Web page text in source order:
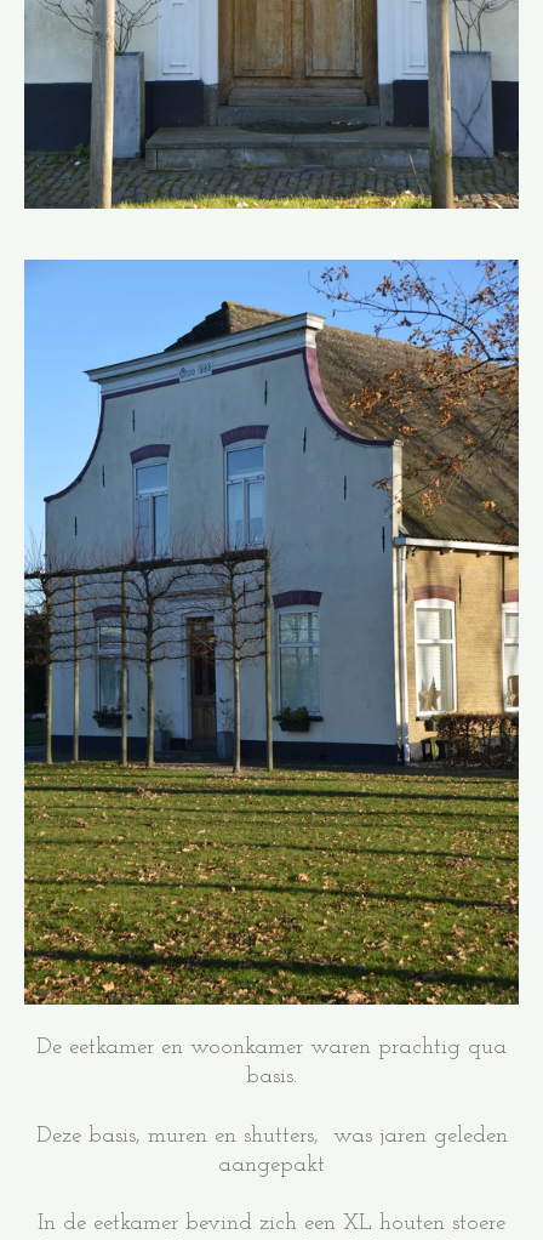
De eetkamer en woonkamer waren prachtig qua
basis.
Deze basis, muren en shutters, was jaren geleden
aangepakt
In de eetkamer bevind zich een XL houten stoere